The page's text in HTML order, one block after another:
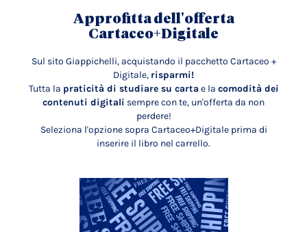
Approfitta dell'offerta
Cartaceo+Digitale
Sul sito Giappichelli, acquistando il pacchetto Cartaceo +
Digitale, risparmi!
Tutta la praticità di studiare su carta e la comodità dei
contenuti digitali sempre con te, un'offerta da non
perdere!
Seleziona l'opzione sopra Cartaceo+Digitale prima di
inserire il libro nel carrello.